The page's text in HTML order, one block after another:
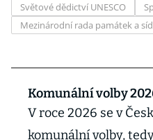
Světové dědictví UNESCO
Mezinárodní rada památek a
Komunální volby
V roce 2026 se v
komunální volby,